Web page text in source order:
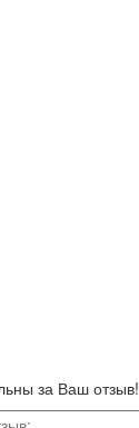
за Ваш отзыв!